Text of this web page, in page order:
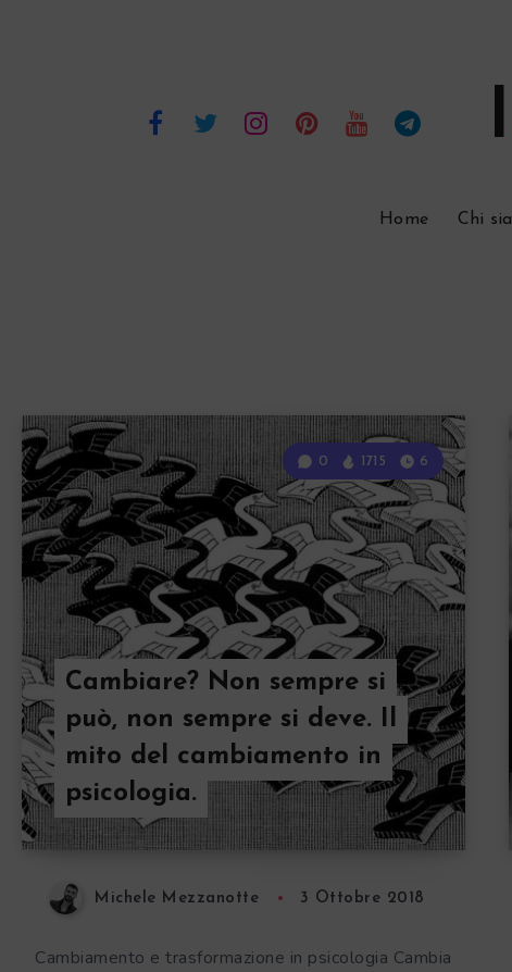
l
Home Chi
Cambiare? Non sempre si
può, non sempre si deve. Il
mito del cambiamento in
psicologia.
0 1715 6
Michele Mezzanotte 3 Ottobre 2018
Cambiamento e trasformazione in psicologia Cambia